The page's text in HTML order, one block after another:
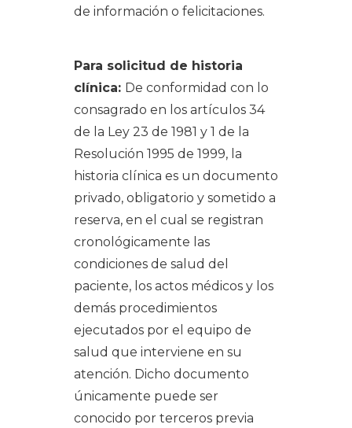
de información o felicitaciones.
Para solicitud de historia
clínica: De conformidad con lo
consagrado en los artículos 34
de la Ley 23 de 1981 y 1 de la
Resolución 1995 de 1999, la
historia clínica es un documento
privado, obligatorio y sometido a
reserva, en el cual se registran
cronológicamente las
condiciones de salud del
paciente, los actos médicos y los
demás procedimientos
ejecutados por el equipo de
salud que interviene en su
atención. Dicho documento
únicamente puede ser
conocido por terceros previa